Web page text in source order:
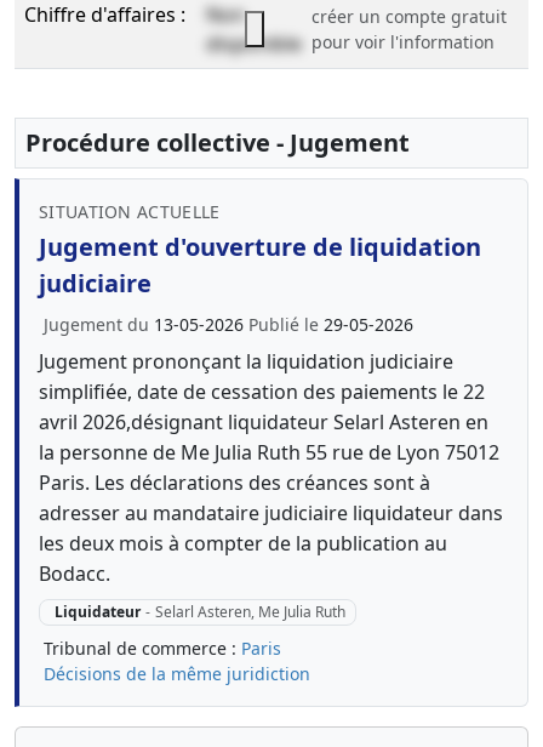
Chiffre d'affaires :
Non
disponible
créer un compte gratuit
pour voir l'information
Procédure collective - Jugement
SITUATION ACTUELLE
Jugement d'ouverture de liquidation
judiciaire
Jugement du 13-05-2026 Publié le 29-05-2026
Jugement prononçant la liquidation judiciaire
simplifiée, date de cessation des paiements le 22
avril 2026,désignant liquidateur Selarl Asteren en
la personne de Me Julia Ruth 55 rue de Lyon 75012
Paris. Les déclarations des créances sont à
adresser au mandataire judiciaire liquidateur dans
les deux mois à compter de la publication au
Bodacc.
Liquidateur - Selarl Asteren, Me Julia Ruth
Tribunal de commerce : Paris
Décisions de la même juridiction